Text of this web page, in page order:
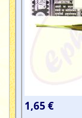
1,65 €